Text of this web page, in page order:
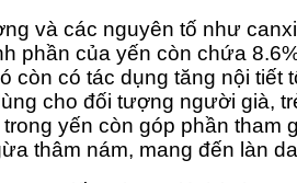
và các nguyên tố như
phần của yến còn chứa
còn có tác dụng tăng nội tiết
cho đối tượng người già,
yến còn góp phần tham
thâm nám, mang đến làn